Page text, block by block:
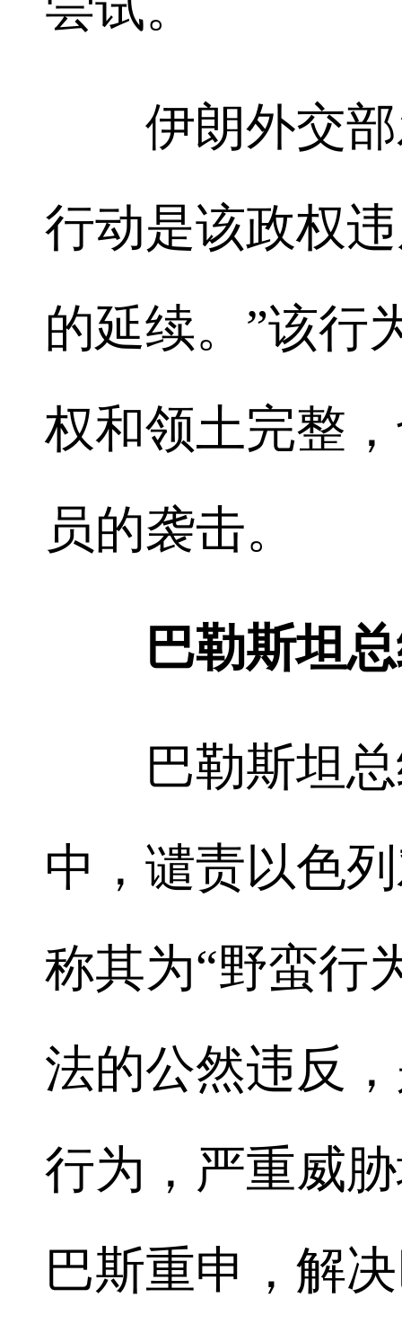
伊朗外交部
行动是该政权
的延续。”该行
权和领土完整
员的袭击。
巴勒斯坦
巴勒斯坦总
中，谴责以色
称其为“野蛮行
法的公然违反
行为，严重威
巴斯重申，解